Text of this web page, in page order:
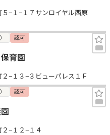
−１−１７サンロイヤル西原
認可
育園
−１３−３ビューパレス１Ｆ
認可
−１２−１４